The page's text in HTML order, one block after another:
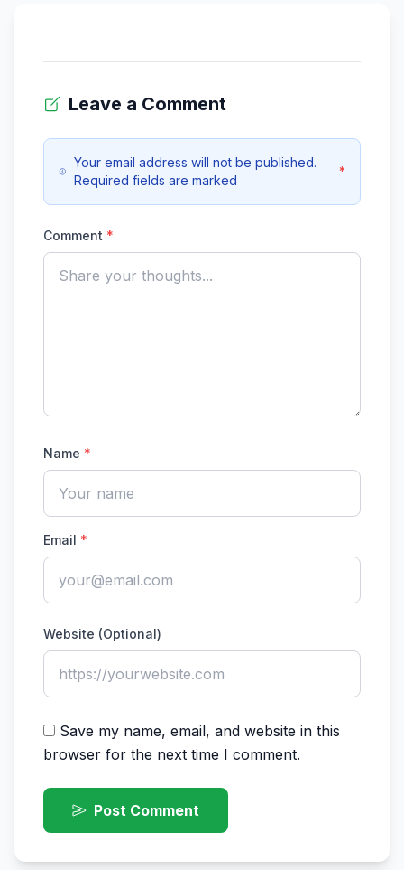
Leave a Comment
Your email address will not be published.
Required fields are marked
*
Comment *
Name *
Email *
Website (Optional)
Save my name, email, and website in this
browser for the next time I comment.
Post Comment